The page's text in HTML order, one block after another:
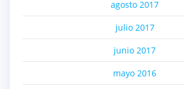
agosto 2017
julio 2017
junio 2017
mayo 2016